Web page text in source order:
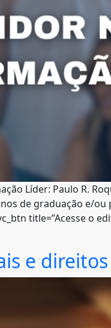
Líder: Paulo R.
de graduação e/ou
title=”Acesse o
e